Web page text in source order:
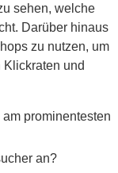
sehen, welche
Darüber hinaus
zu nutzen, um
und
prominentesten
an?